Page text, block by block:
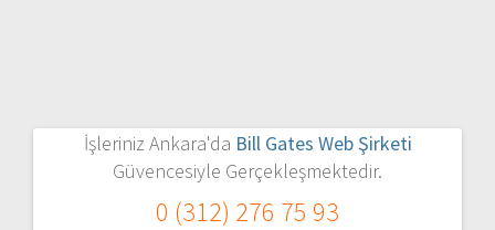
İşleriniz Ankara'da Bill Gates Web Şirketi
Güvencesiyle Gerçekleşmektedir.
0 (312) 276 75 93